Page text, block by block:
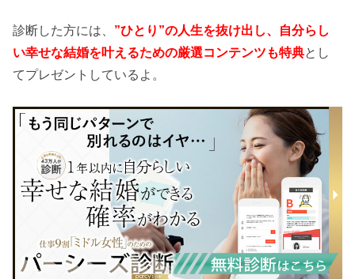
診断した方には、 ”ひとり”の人生を抜け出し、自分らし
い幸せな結婚を叶えるための厳選コンテンツも特典とし
てプレゼントしているよ。